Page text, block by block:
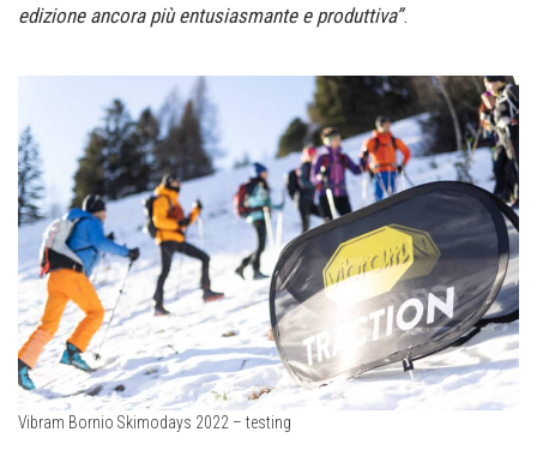
edizione ancora più entusiasmante e produttiva”.
Vibram Bornio Skimodays 2022 – testing